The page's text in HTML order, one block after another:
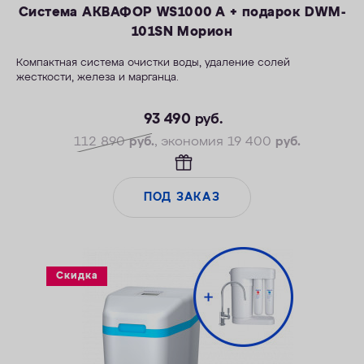
Система АКВАФОР WS1000 A + подарок DWM-
101SN Морион
Компактная система очистки воды, удаление солей
жесткости, железа и марганца.
—Максимальное значение ПМО: до 10 мг О2/л
—Максимальная удаляемая жесткость — 24 мг-экв/л
—Максимальная удаляемая концентрация железа — 5 мг/л
—Максимальная удаляемая концентрация растворенного
—Объем воды/соли на регенерацию от 66 л/1,0 кг
93 490 руб.
112 890руб., экономия 19 400 руб.
ПОД ЗАКАЗ
Скидка